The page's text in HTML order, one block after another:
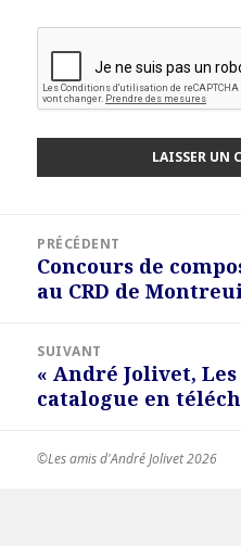
l’article
PRÉCÉDENT
Article
précédent :
Concours de
au CRD de
SUIVANT
Article
suivant :
« André Jolivet,
catalogue en
©Les amis d'André Jolivet 2026